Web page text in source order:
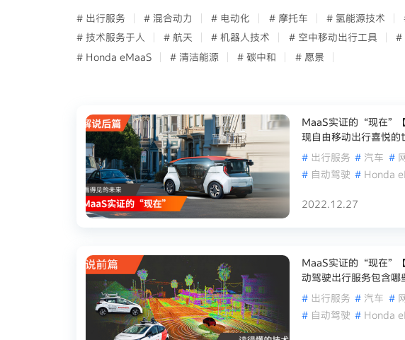
赛事运动
新闻资讯
# 出行服务 # 混合动力 # 电动化 # 摩托车 # 氢能源技术
# 技术服务于人
# 航天 # 机器人技术 # 空中移动出行工具 #
# Honda eMaaS
# 清洁能源 # 碳中和 # 愿景
MaaS实证的“现在”
现自由移动出行喜悦的
# 出行服务 # 汽车 #
# 自动驾驶 # Honda
2022.12.27
MaaS实证的“现在”
动驾驶出行服务包含哪
# 出行服务 # 汽车 #
# 自动驾驶 # Honda